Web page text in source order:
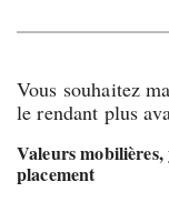
Vous souhaitez
le rendant plus
Valeurs mobilières,
placement